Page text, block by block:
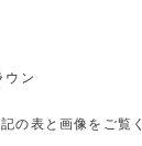
ウン
の表と画像をご覧